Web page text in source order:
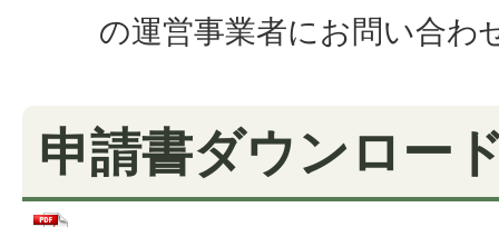
の運営事業者にお問い合わ
申請書ダウンロー